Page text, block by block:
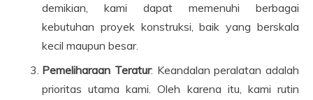
demikian, kami dapat memenuhi berbagai
kebutuhan proyek konstruksi, baik yang berskala
kecil maupun besar.
Pemeliharaan Teratur: Keandalan peralatan adalah
prioritas utama kami. Oleh karena itu, kami rutin